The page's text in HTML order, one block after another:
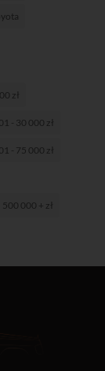
zł
- 30 000 zł
- 75 000 zł
500 000 + zł